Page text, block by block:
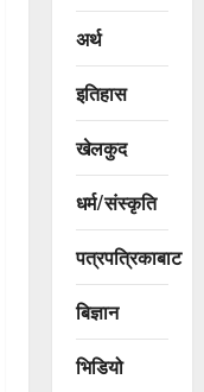
अर्थ
इतिहास
खेलकुद
धर्म/संस्कृति
पत्रपत्रिकाबाट
बिज्ञान
भिडियो